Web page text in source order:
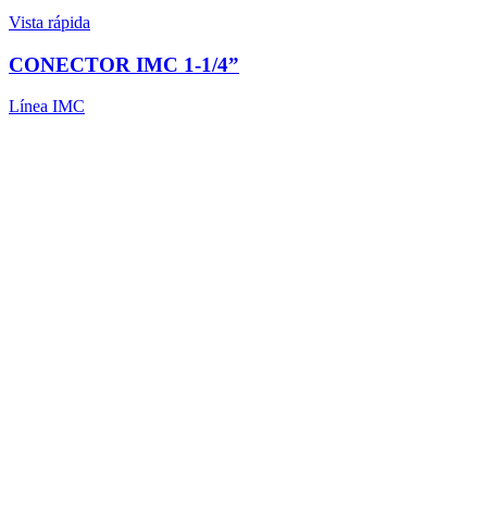
Vista rápida
CONECTOR IMC 1-1/4”
Línea IMC